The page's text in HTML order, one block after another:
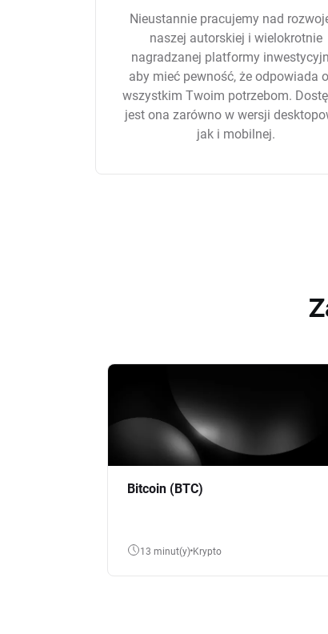
Nieustannie pracujemy nad
naszej autorskiej i wielokrotnie
nagradzanej platformy
aby mieć pewność, że odpowiada
wszystkim Twoim potrzebom.
jest ona zarówno w wersji
jak i mobilnej.
Bitcoin (BTC)
13 minut(y) Krypto